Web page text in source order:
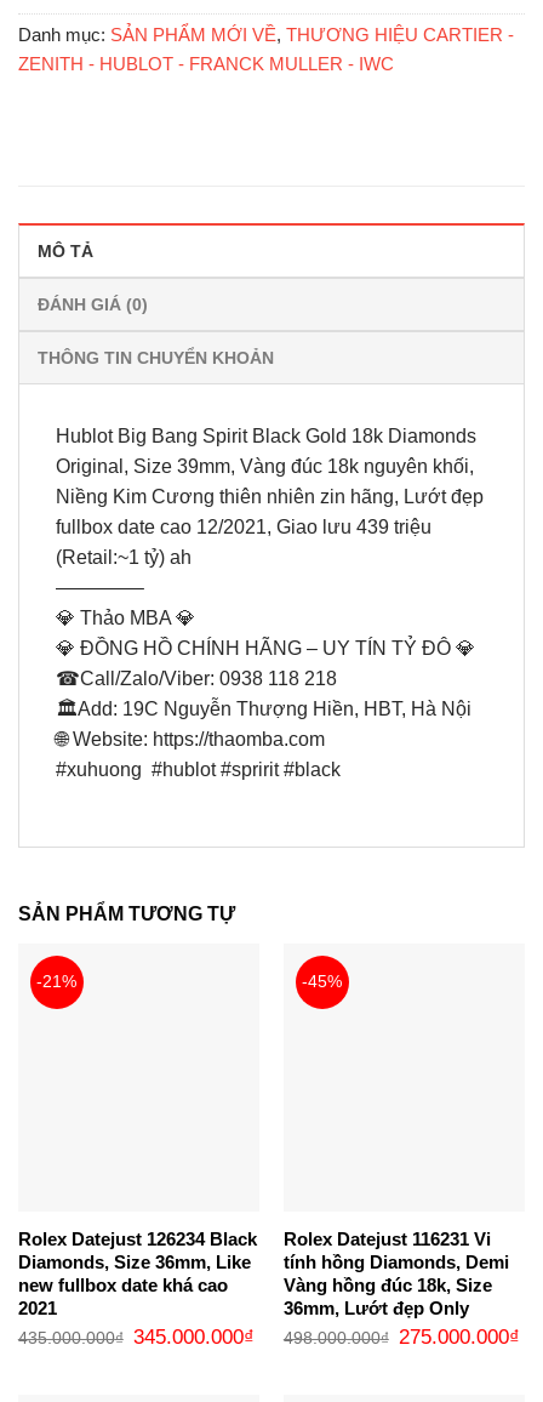
Danh mục: SẢN PHẨM MỚI VỀ, THƯƠNG HIỆU CARTIER -
ZENITH - HUBLOT - FRANCK MULLER - IWC
MÔ TẢ
ĐÁNH GIÁ (0)
THÔNG TIN CHUYỂN KHOẢN
Hublot Big Bang Spirit Black Gold 18k Diamonds
Original, Size 39mm, Vàng đúc 18k nguyên khối,
Niềng Kim Cương thiên nhiên zin hãng, Lướt đẹp
fullbox date cao 12/2021, Giao lưu 439 triệu
(Retail:~1 tỷ) ah
————–
💎 Thảo MBA 💎
💎 ĐỒNG HỒ CHÍNH HÃNG – UY TÍN TỶ ĐÔ 💎
☎Call/Zalo/Viber: 0938 118 218
🏛Add: 19C Nguyễn Thượng Hiền, HBT, Hà Nội
🌐 Website: https://thaomba.com
#xuhuong #hublot #spririt #black
SẢN PHẨM TƯƠNG TỰ
-21%
Rolex Datejust 126234 Black
Diamonds, Size 36mm, Like
new fullbox date khá cao
2021
435.000.000₫
Giá
gốc
345.000.000₫Giá
-45%
Rolex Datejust 116231 Vi
tính hồng Diamonds, Demi
Vàng hồng đúc 18k, Size
36mm, Lướt đẹp Only
498.000.000₫
Giá
gốc
275.000.000₫